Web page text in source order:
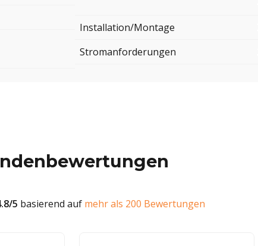
Installation/Montage
Stromanforderungen
5 basierend auf mehr als 200 Bewertungen